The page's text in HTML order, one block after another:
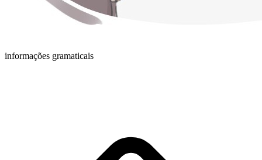
informações gramaticais